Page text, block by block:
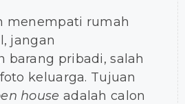
menempati rumah
jangan
barang pribadi, salah
keluarga. Tujuan
house adalah calon